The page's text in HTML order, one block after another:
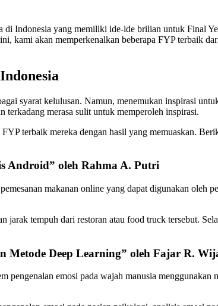
Indonesia yang memiliki ide-ide brilian untuk Final
kami akan memperkenalkan beberapa FYP terbaik
syarat kelulusan. Namun, menemukan inspirasi
merasa sulit untuk memperoleh inspirasi.
terbaik mereka dengan hasil yang memuaskan.
Android” oleh Rahma A. Putri
makanan online yang dapat digunakan
jarak tempuh dari restoran atau food truck tersebut.
Metode Deep Learning” oleh Fajar R.
emosi pada wajah manusia menggunakan